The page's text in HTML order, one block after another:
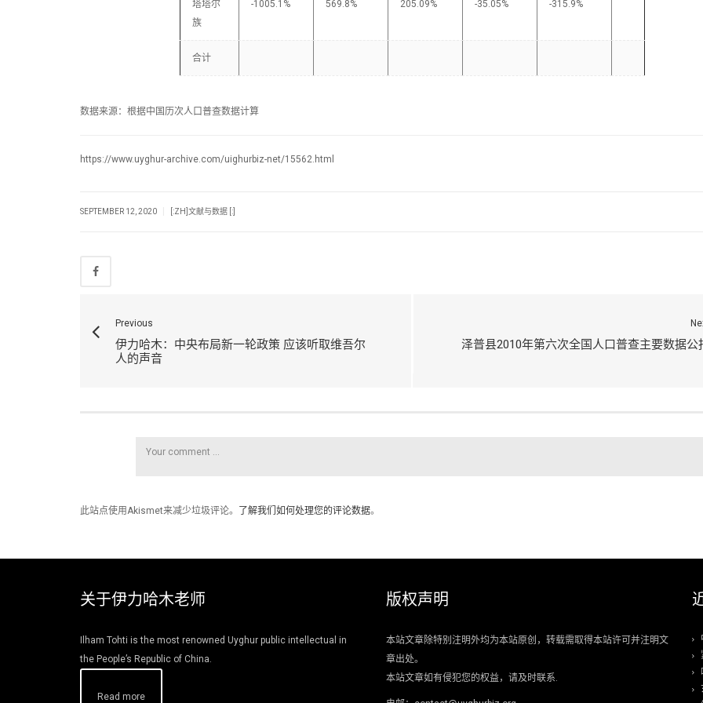
塔塔尔
族
-1005.1% 569.8% 205.09% -35.05% -315.9%
合计
数据来源：根据中国历次人口普查数据计算
https://www.uyghur-archive.com/uighurbiz-net/15562.html
SEPTEMBER 12, 2020 [:ZH]文献与数据 [:]
Previous
伊力哈木：中央布局新一轮政策 应该听取维吾尔
人的声音
泽普县2010年第六次全国人口普查主要数据公
此站点使用Akismet来减少垃圾评论。 了解我们如何处理您的评论数据。
关于伊力哈木老师
Ilham Tohti is the most renowned Uyghur public intellectual in
the People’s Republic of China.
Read more
版权声明
本站文章除特别注明外均为本站原创，转载需取得本站许可并注明文
章出处。
本站文章如有侵犯您的权益，请及时联系.